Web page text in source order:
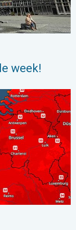
week!
. . donderdag